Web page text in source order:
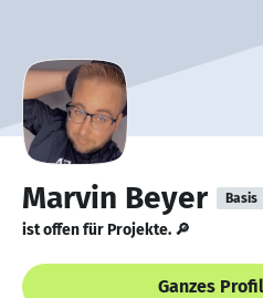
Marvin Beyer Basis
ist offen für Projekte. 🔎
Ganzes